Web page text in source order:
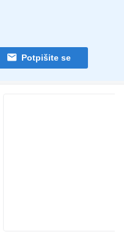
Potpišite se